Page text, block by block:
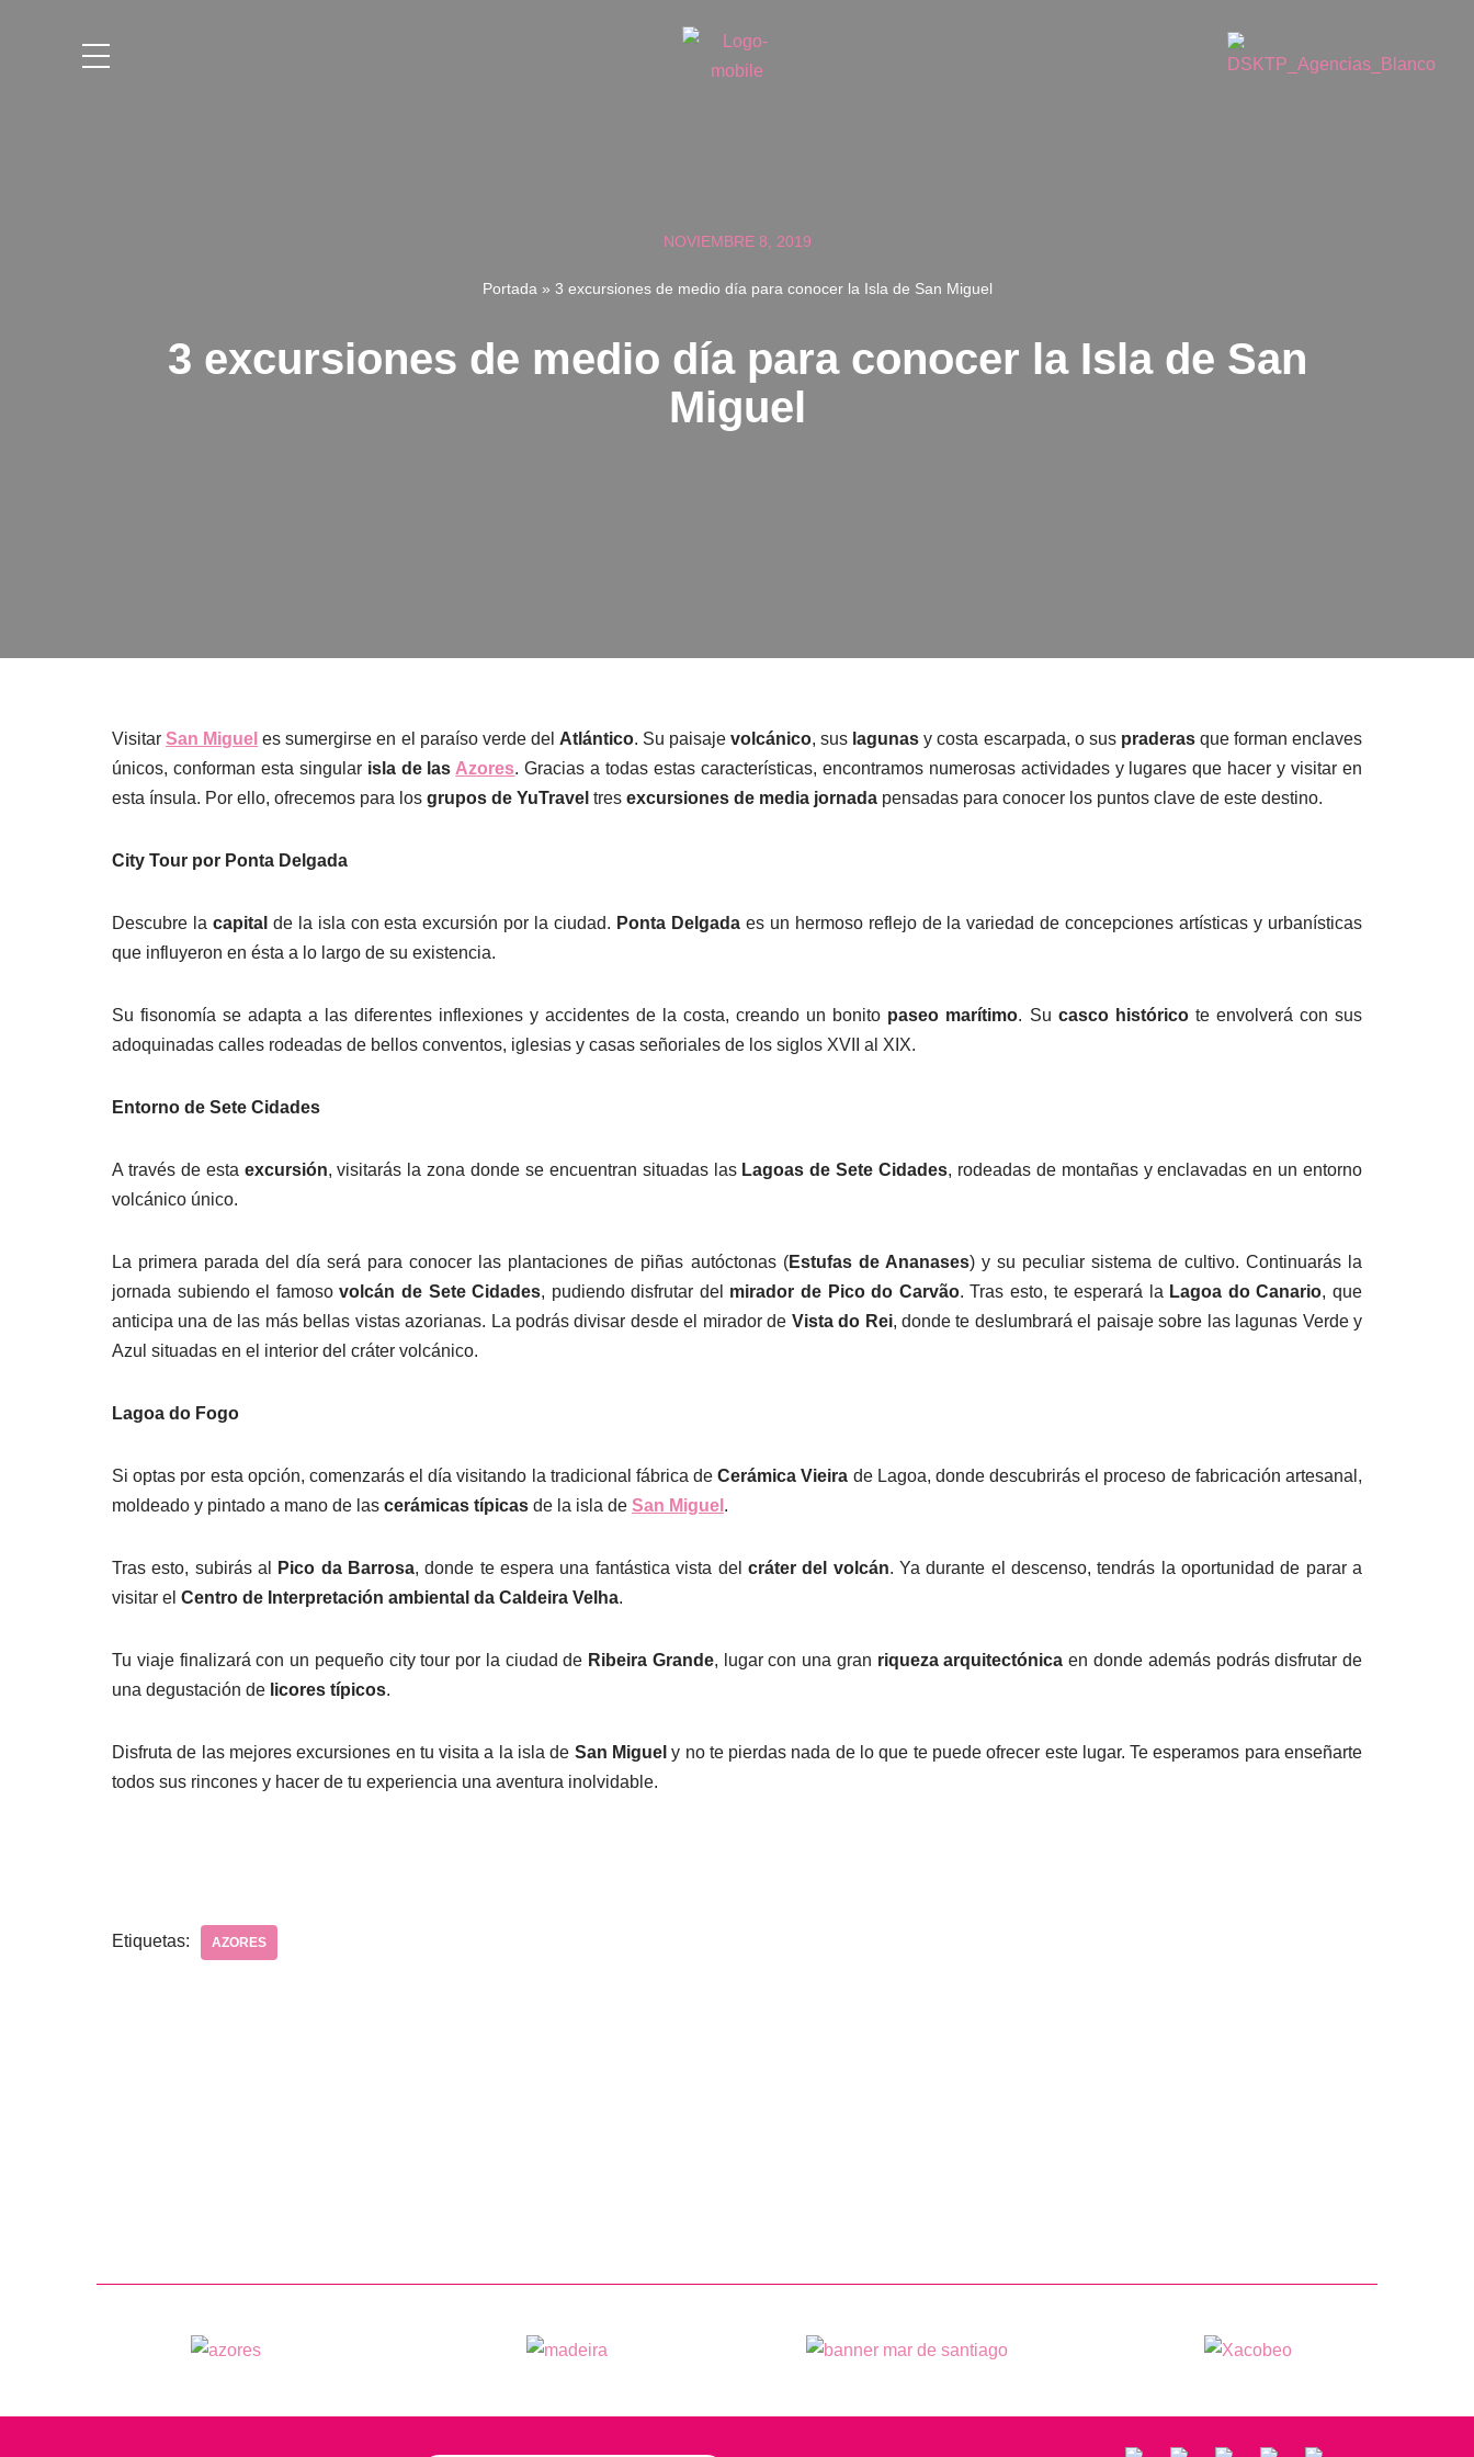
NOVIEMBRE 8, 2019
Portada » 3 excursiones de medio día para conocer la Isla de San Miguel
3 excursiones de medio día para conocer la Isla de San
Miguel
VisitarSan Miguel es sumergirse en el paraíso verde del Atlántico. Su paisajevolcánico, sus lagunas y costa escarpada, o sus praderasque forman enclaves
únicos, conforman esta singular isla de las Azores. Gracias a todas estas características, encontramos numerosas actividades y lugares que hacer y visitar en
esta ínsula. Por ello, ofrecemos para los grupos de YuTravel tres excursiones de media jornada pensadas para conocer los puntos clave de este destino.
City Tour por Ponta Delgada
Descubre la capital de la isla con esta excursión por la ciudad. Ponta Delgadaes un hermoso reflejo de la variedad de concepciones artísticas y urbanísticas
que influyeron en ésta a lo largo de su existencia.
Su fisonomía se adapta a las diferentes inflexiones y accidentes de la costa, creando un bonito paseo marítimo. Su casco histórico te envolverá con sus
adoquinadas calles rodeadas de bellos conventos, iglesias y casas señoriales de los siglos XVII al XIX.
Entorno de Sete Cidades
A través de esta excursión, visitarás la zona donde se encuentran situadas las Lagoas de Sete Cidades, rodeadas de montañas y enclavadas en un entorno
volcánico único.
La primera parada del día será para conocer las plantaciones de piñas autóctonas (Estufas de Ananases) y su peculiar sistema de cultivo. Continuarás la
jornada subiendo el famosovolcán de Sete Cidades, pudiendo disfrutar del mirador de Pico do Carvão. Tras esto, te esperará la Lagoa do Canario, que
anticipa una de las más bellas vistas azorianas. La podrás divisar desde el mirador de Vista do Rei, donde te deslumbrará el paisaje sobre las lagunas Verde y
Azul situadas en el interior del cráter volcánico.
Lagoa do Fogo
Si optas por esta opción, comenzarás el día visitando la tradicional fábrica deCerámica Vieira de Lagoa, donde descubrirás el proceso de fabricación artesanal,
moldeado y pintado a mano de las cerámicas típicas de la isla de San Miguel .
Tras esto, subirás al Pico da Barrosa, donde te espera una fantástica vista del cráter del volcán. Ya durante el descenso, tendrás la oportunidad de parar a
visitar el Centro de Interpretación ambiental da Caldeira Velha.
Tu viaje finalizará con un pequeño city tour por la ciudad de Ribeira Grande, lugar con una gran riqueza arquitectónica en donde además podrás disfrutar de
una degustación de licores típicos.
Disfruta de las mejores excursiones en tu visita a la isla de San Miguel y no te pierdas nada de lo que te puede ofrecer este lugar. Te esperamos para enseñarte
todos sus rincones y hacer de tu experiencia una aventura inolvidable.
Etiquetas: AZORES